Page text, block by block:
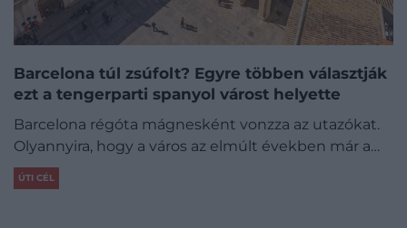
Barcelona túl zsúfolt? Egyre többen választják
ezt a tengerparti spanyol várost helyette
Barcelona régóta mágnesként vonzza az utazókat.
Olyannyira, hogy a város az elmúlt években már a…
ÚTI CÉL